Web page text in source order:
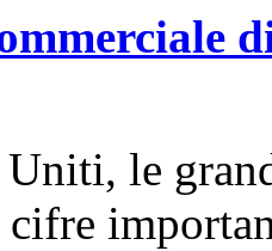
le
cifre